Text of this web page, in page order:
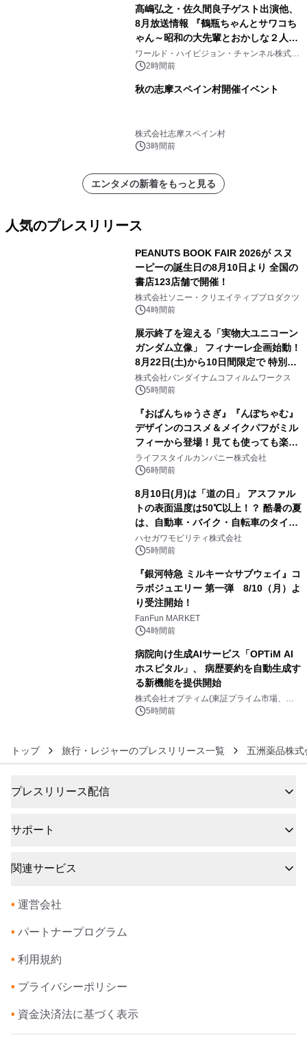
髙嶋弘之・佐久間良子ゲスト出演他、
8月放送情報 『鶴瓶ちゃんとサワコち
ゃん～昭和の大先輩とおかしな２人
～』 毎週月曜よる9時00分～ BS12 ト
ゥエルビで放送
ワールド・ハイビジョン・チャンネル株式会
社 2時間前
秋の志摩スペイン村開催イベント
株式会社志摩スペイン村
3時間前
エンタメの新着をもっと見る
人気のプレスリリース
PEANUTS BOOK FAIR 2026が スヌ
ーピーの誕生日の8月10日より 全国の
書店123店舗で開催！
株式会社ソニー・クリエイティブプロダクツ
4時間前
展示終了を迎える「実物大ユニコーン
ガンダム立像」 フィナーレ企画始動！
8月22日(土)から10日間限定で 特別映
像『UNICORN GUNDAM Statue ―
BEYOND POSSIBILITY ―』を上映！
株式会社バンダイナムコフィルムワークス
5時間前
『おぱんちゅうさぎ』『んぽちゃむ』
デザインのコスメ＆メイクパフがミル
フィーから登場！見ても使っても楽し
い、ポップでキュートなコレクショ
ン。
ライフスタイルカンパニー株式会社
6時間前
8月10日(月)は「道の日」 アスファル
トの表面温度は50℃以上！？ 酷暑の夏
は、自動車・バイク・自転車のタイヤ
バーストが増加 簡単にできる予防法
をご紹介
ハセガワモビリティ株式会社
5時間前
『銀河特急 ミルキー☆サブウェイ』コ
ラボジュエリー 第一弾 8/10（月）よ
り受注開始！
FanFun MARKET
4時間前
病院向け生成AIサービス「OPTiM AI
ホスピタル」、 病歴要約を自動生成す
る新機能を提供開始
株式会社オプティム(東証プライム市場、コ
ード：3694)
5時間前
トップ 旅行・レジャーのプレスリリース一覧 五洲薬品株式
プレスリリース配信
サポート
関連サービス
• 運営会社
• パートナープログラム
• 利用規約
• プライバシーポリシー
• 資金決済法に基づく表示